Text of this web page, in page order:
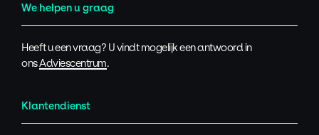
We helpen u graag
Heeft u een vraag? U vindt mogelijk een antwoord in
onsAdviescentrum.
Klantendienst